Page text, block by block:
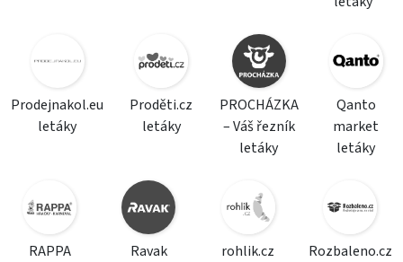
Prodejnakol.eu
letáky
Proděti.cz
letáky
PROCHÁZKA
– Váš řezník
letáky
Qanto
market
letáky
RAPPA
Ravak
rohlik.cz
Rozbaleno.cz